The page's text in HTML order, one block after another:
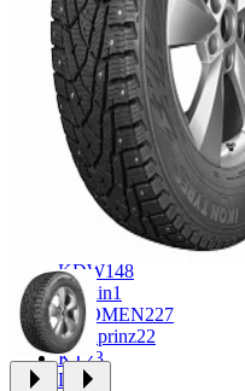
CROSS_STREET30
Eurodisk1
FF 33
FR REPLICA2
GR34
Grizzly 3
iFree1014
iFree Original 53
Ikon 1
INFORGED1
KDW148
Keskin1
KHOMEN227
Kronprinz22
KT23
LE
13